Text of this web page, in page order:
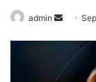
admin
d